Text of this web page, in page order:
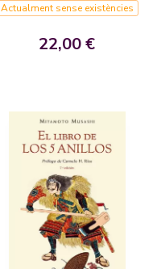
Actualment sense existències
22,00 €